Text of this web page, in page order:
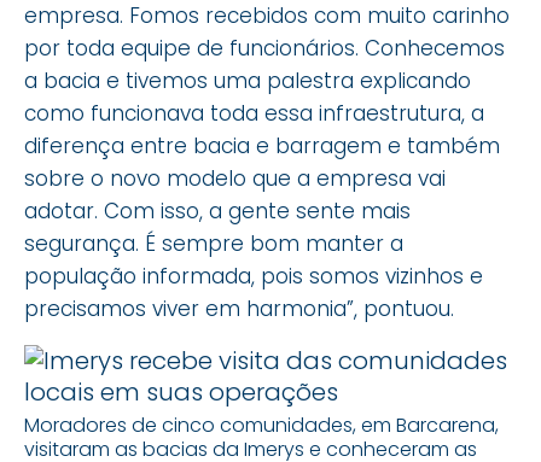
empresa. Fomos recebidos com muito carinho
por toda equipe de funcionários. Conhecemos
a bacia e tivemos uma palestra explicando
como funcionava toda essa infraestrutura, a
diferença entre bacia e barragem e também
sobre o novo modelo que a empresa vai
adotar. Com isso, a gente sente mais
segurança. É sempre bom manter a
população informada, pois somos vizinhos e
precisamos viver em harmonia”, pontuou.
Moradores de cinco comunidades, em Barcarena,
visitaram as bacias da Imerys e conheceram as